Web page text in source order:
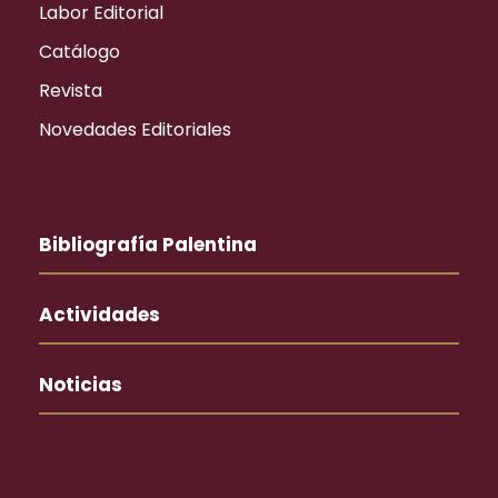
Labor Editorial
Catálogo
Revista
Novedades Editoriales
Bibliografía Palentina
Actividades
Noticias